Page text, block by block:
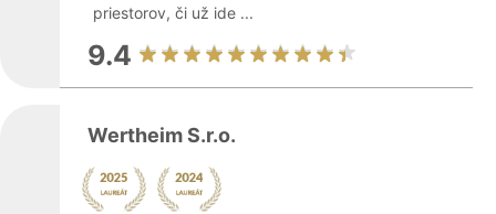
priestorov, či už ide ...
9.4
Wertheim S.r.o.